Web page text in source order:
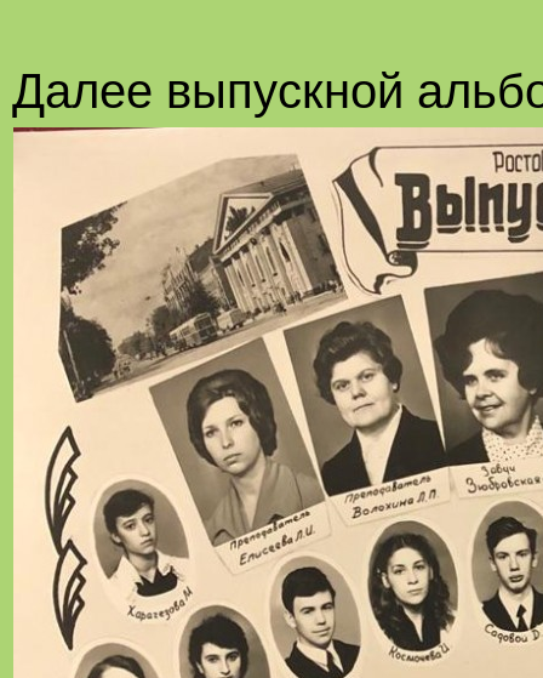
Далее выпускной